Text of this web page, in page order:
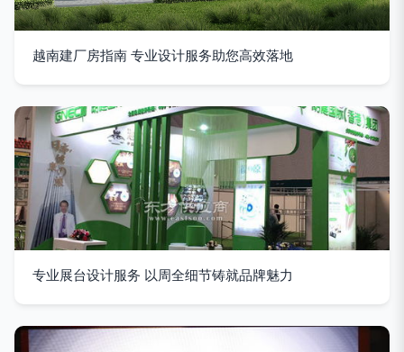
越南建厂房指南 专业设计服务助您高效落地
专业展台设计服务 以周全细节铸就品牌魅力